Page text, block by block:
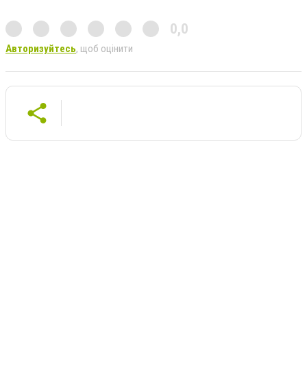
0,0
Авторизуйтесь, щоб оцінити